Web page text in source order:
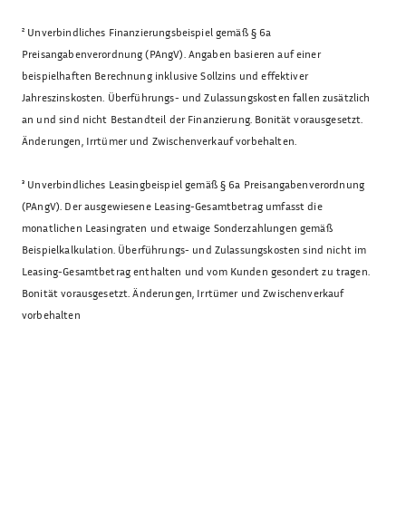
² Unverbindliches Finanzierungsbeispiel gemäß § 6a
Preisangabenverordnung (PAngV). Angaben basieren auf einer
beispielhaften Berechnung inklusive Sollzins und effektiver
Jahreszinskosten. Überführungs- und Zulassungskosten fallen zusätzlich
an und sind nicht Bestandteil der Finanzierung. Bonität vorausgesetzt.
Änderungen, Irrtümer und Zwischenverkauf vorbehalten.
³ Unverbindliches Leasingbeispiel gemäß § 6a Preisangabenverordnung
(PAngV). Der ausgewiesene Leasing-Gesamtbetrag umfasst die
monatlichen Leasingraten und etwaige Sonderzahlungen gemäß
Beispielkalkulation. Überführungs- und Zulassungskosten sind nicht im
Leasing-Gesamtbetrag enthalten und vom Kunden gesondert zu tragen.
Bonität vorausgesetzt. Änderungen, Irrtümer und Zwischenverkauf
vorbehalten